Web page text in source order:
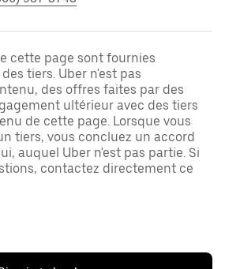
cette page sont fournies
tiers. Uber n'est pas
des offres faites par des
ultérieur avec des tiers
de cette page. Lorsque vous
tiers, vous concluez un accord
auquel Uber n'est pas partie. Si
contactez directement ce